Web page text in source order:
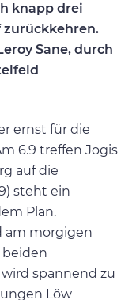
knapp drei
zurückkehren.
Sane, durch
ernst für die
6.9 treffen Jogis
auf die
steht ein
Plan.
am morgigen
beiden
spannend zu
Löw